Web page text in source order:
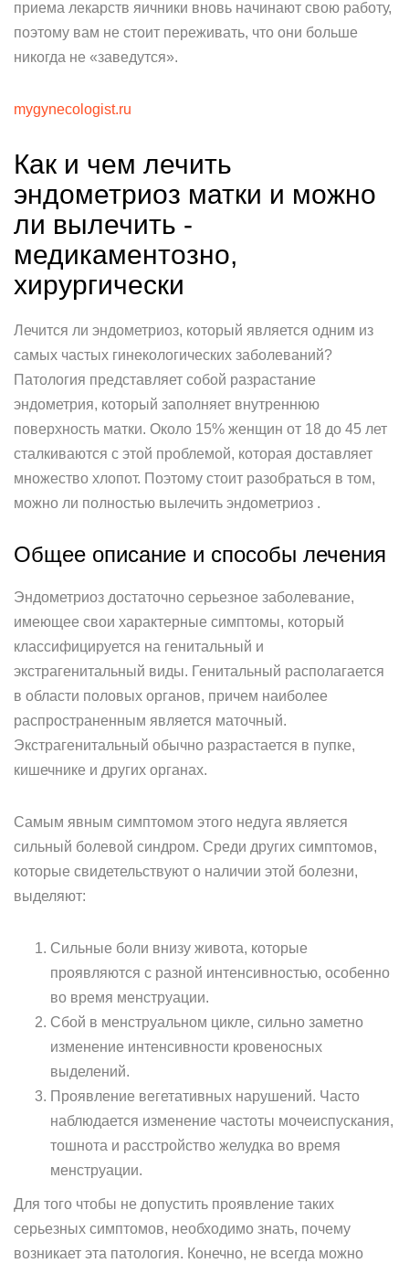
приема лекарств яичники вновь начинают свою работу,
поэтому вам не стоит переживать, что они больше
никогда не «заведутся».
mygynecologist.ru
Как и чем лечить
эндометриоз матки и можно
ли вылечить -
медикаментозно,
хирургически
Лечится ли эндометриоз, который является одним из
самых частых гинекологических заболеваний?
Патология представляет собой разрастание
эндометрия, который заполняет внутреннюю
поверхность матки. Около 15% женщин от 18 до 45 лет
сталкиваются с этой проблемой, которая доставляет
множество хлопот. Поэтому стоит разобраться в том,
можно ли полностью вылечить эндометриоз .
Общее описание и способы лечения
Эндометриоз достаточно серьезное заболевание,
имеющее свои характерные симптомы, который
классифицируется на генитальный и
экстрагенитальный виды. Генитальный располагается
в области половых органов, причем наиболее
распространенным является маточный.
Экстрагенитальный обычно разрастается в пупке,
кишечнике и других органах.
Самым явным симптомом этого недуга является
сильный болевой синдром. Среди других симптомов,
которые свидетельствуют о наличии этой болезни,
выделяют:
Сильные боли внизу живота, которые
проявляются с разной интенсивностью, особенно
во время менструации.
Сбой в менструальном цикле, сильно заметно
изменение интенсивности кровеносных
выделений.
Проявление вегетативных нарушений. Часто
наблюдается изменение частоты мочеиспускания,
тошнота и расстройство желудка во время
менструации.
Для того чтобы не допустить проявление таких
серьезных симптомов, необходимо знать, почему
возникает эта патология. Конечно, не всегда можно